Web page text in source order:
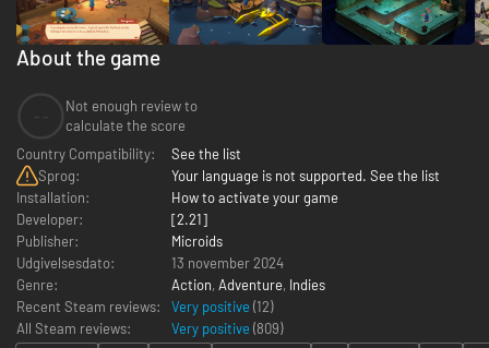
About the game
Not enough review to
calculate the score
Country Compatibility:
See the list
Sprog:
Your language is not supported. See the list
Installation:
How to activate your game
Developer:
[2.21]
Publisher:
Microids
Udgivelsesdato:
13 november 2024
Genre:
Action, Adventure, Indies
Recent Steam reviews:
Very positive (12)
All Steam reviews:
Very positive (809)